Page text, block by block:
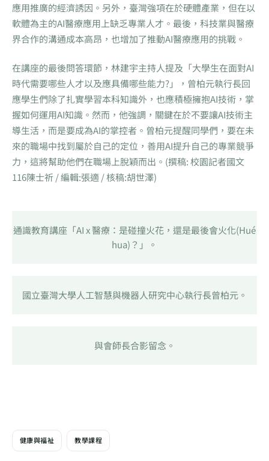
應用推廣的經濟誘因。另外，臺灣強項在於硬體產業，但在以
軟體為主的AI醫療應用上缺乏專業人才。最後，科技業與醫療
界合作的溝通成本高昂，也增加了推動AI醫療應用的挑戰。
在講座的最後問答環節，林建宇主持人提及「大學生在面對AI
時代需要哪些人才以及應具備哪些能力?」，曾柏元執行長回
應學生們除了扎實學習本科知識外，也應積極擁抱AI技術，掌
握如何運用AI知識。然而，他強調，關鍵在於不要讓AI技術主
導生活，而是要成為AI的掌控者。曾柏元提醒同學們，要在未
來的職場中找到屬於自己的定位，善用AI提升自己的專業競爭
力，這將幫助他們在職場上脫穎而出。(撰稿: 校園記者國文
116陳士祈 / 編輯:張適 / 核稿:胡世澤)
通識教育講座「AI x 醫療：是碰撞火花，還是最後會火化(Hué
hua)？」。
國立臺灣大學人工智慧與機器人研究中心執行長曾柏元。
與會師長合影留念。
健康與福祉 教學課程